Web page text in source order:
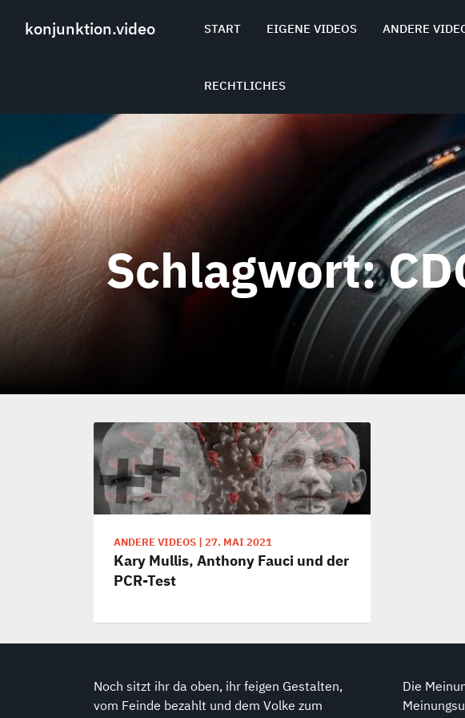
konjunktion.video START EIGENE VIDEOS ANDERE
RECHTLICHES
Schlagwort:
ANDERE VIDEOS | 27. MAI 2021
Kary Mullis, Anthony Fauci und der
PCR-Test
Noch sitzt ihr da oben, ihr feigen Gestalten,
vom Feinde bezahlt und dem Volke zum
Die